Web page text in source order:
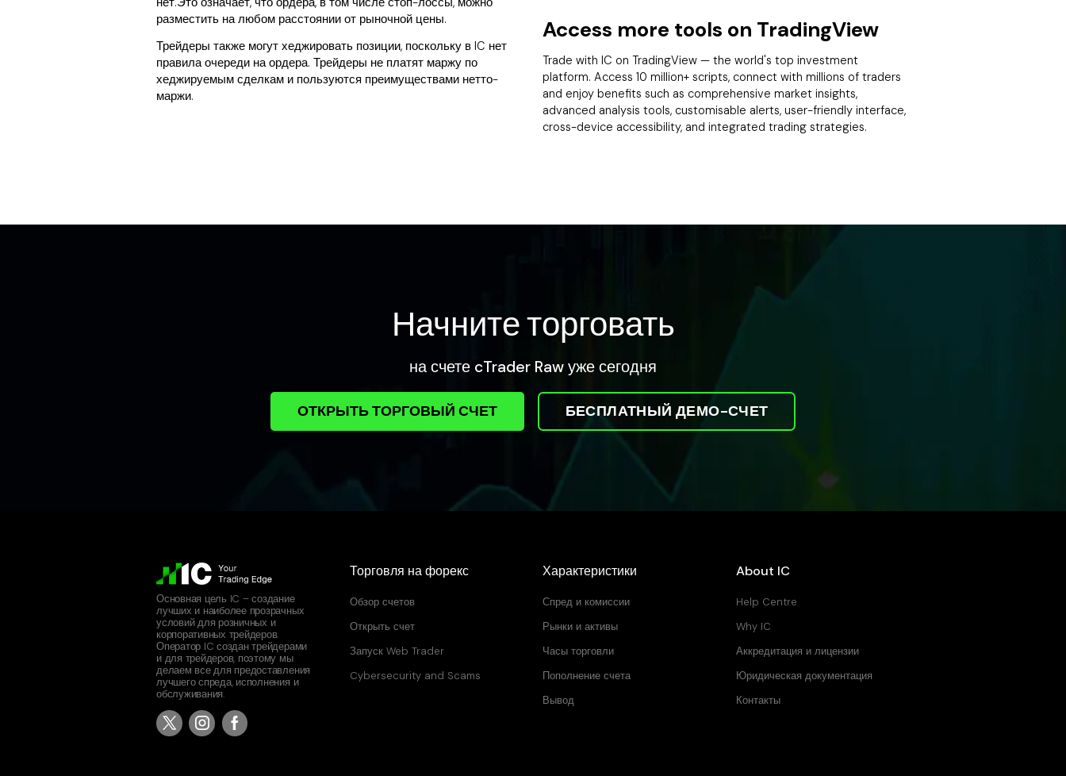
разместить на любом расстоянии от рыночной цены.
Трейдеры также могут хеджировать позиции, поскольку в IC нет
правила очереди на ордера. Трейдеры не платят маржу по
хеджируемым сделкам и пользуются преимуществами нетто-
маржи.
Access more tools on TradingView
Trade with IC on TradingView — the world's top investment
platform. Access 10 million+ scripts, connect with millions of traders
and enjoy benefits such as comprehensive market insights,
advanced analysis tools, customisable alerts, user-friendly interface,
cross-device accessibility, and integrated trading strategies.
Начните торговать
на счете cTrader Raw уже сегодня
ОТКРЫТЬ ТОРГОВЫЙ СЧЕТ БЕСПЛАТНЫЙ ДЕМО-СЧЕТ
Основная цель IC – создание
лучших и наиболее прозрачных
условий для розничных и
корпоративных трейдеров.
Оператор IC создан трейдерами
и для трейдеров, поэтому мы
делаем все для предоставления
лучшего спреда, исполнения и
обслуживания.
Торговля на форекс
Обзор счетов
Открыть счет
Запуск Web Trader
Cybersecurity and Scams
Характеристики
Спред и комиссии
Рынки и активы
Часы торговли
Пополнение счета
Вывод
About IC
Help Centre
Why IC
Аккредитация и лицензии
Юридическая документация
Контакты